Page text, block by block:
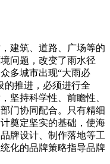
建筑、道路、广场等的
问题，改变了雨水径
多城市出现“大雨必
的推进，必须进行全
坚持科学性、前瞻性、
门协同配合。只有精细
奠定坚实的基础，使海
牌设计、制作落地等工
化的品牌策略指导品牌